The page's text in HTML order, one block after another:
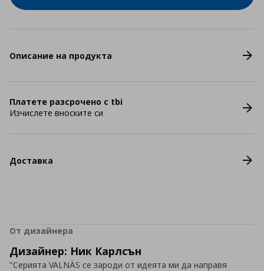
Описание на продукта
Платете разсрочено с tbi
Изчислете вноските си
Доставка
От дизайнера
Дизайнер: Ник Карлсън
"Серията VALNÄS се зароди от идеята ми да направя